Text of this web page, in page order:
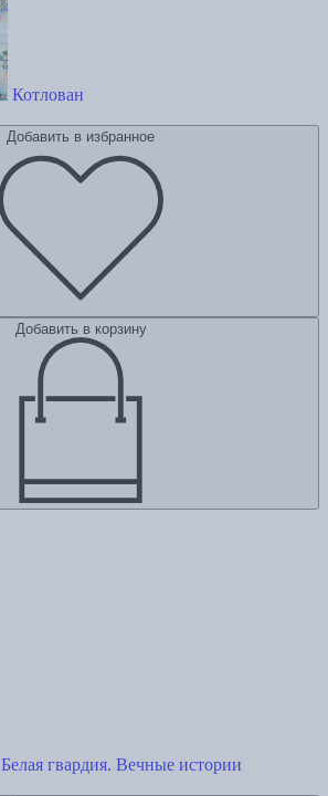
Котлован
Добавить в избранное
Добавить в корзину
Белая гвардия. Вечные истории